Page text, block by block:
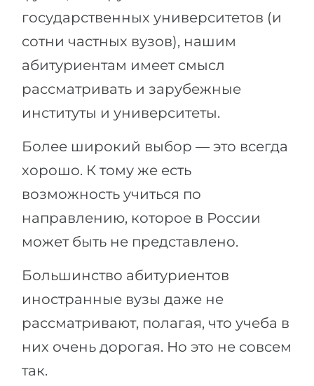
государственных университетов (и
сотни частных вузов), нашим
абитуриентам имеет смысл
рассматривать и зарубежные
институты и университеты.
Более широкий выбор — это всегда
хорошо. К тому же есть
возможность учиться по
направлению, которое в России
может быть не представлено.
Большинство абитуриентов
иностранные вузы даже не
рассматривают, полагая, что учеба в
них очень дорогая. Но это не совсем
так.